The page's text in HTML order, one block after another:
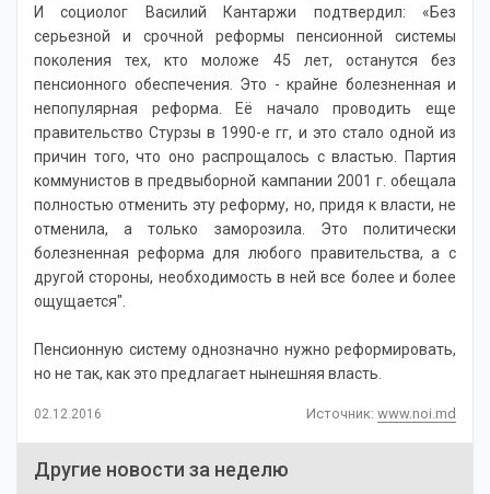
И социолог Василий Кантаржи подтвердил: «Без
серьезной и срочной реформы пенсионной системы
поколения тех, кто моложе 45 лет, останутся без
пенсионного обеспечения. Это - крайне болезненная и
непопулярная реформа. Её начало проводить еще
правительство Стурзы в 1990-е гг, и это стало одной из
причин того, что оно распрощалось с властью. Партия
коммунистов в предвыборной кампании 2001 г. обещала
полностью отменить эту реформу, но, придя к власти, не
отменила, а только заморозила. Это политически
болезненная реформа для любого правительства, а с
другой стороны, необходимость в ней все более и более
ощущается".
Пенсионную систему однозначно нужно реформировать,
но не так, как это предлагает нынешняя власть.
02.12.2016 Источник: www.noi.md
Другие новости за неделю